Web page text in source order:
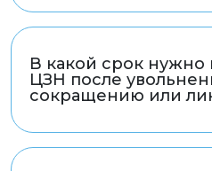
В какой срок нужно
ЦЗН после
сокращению или